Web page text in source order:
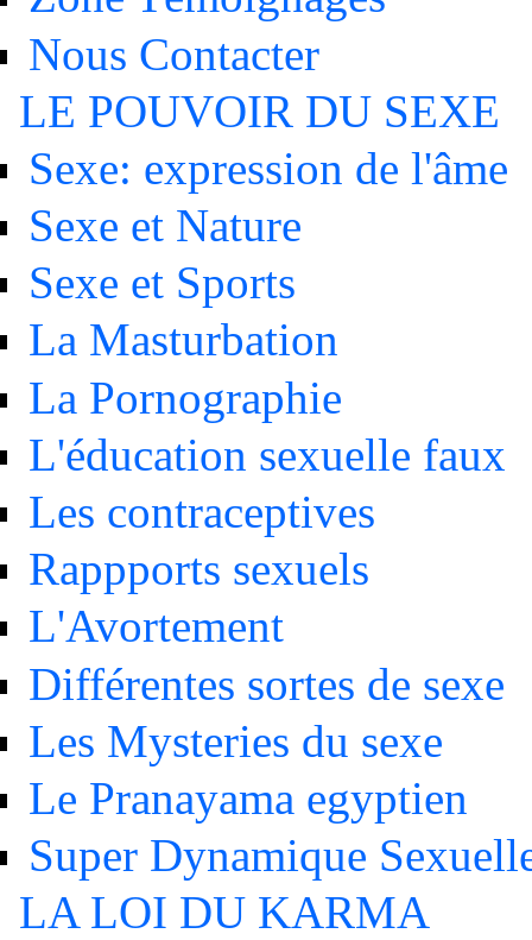
Nous Contacter
LE POUVOIR DU SEXE
Sexe: expression de l'âme
Sexe et Nature
Sexe et Sports
La Masturbation
La Pornographie
L'éducation sexuelle faux
Les contraceptives
Rappports sexuels
L'Avortement
Différentes sortes de sexe
Les Mysteries du sexe
Le Pranayama egyptien
Super Dynamique
LA LOI DU KARMA